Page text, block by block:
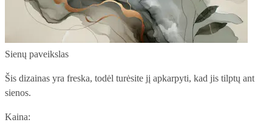
Sienų paveikslas
Šis dizainas yra freska, todėl turėsite jį apkarpyti, kad jis tilptų ant
sienos.
Kaina: